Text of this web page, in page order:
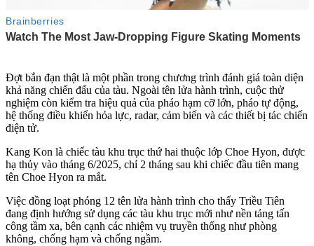
Đợt bắn đạn thật là một phần trong chương trình đánh giá toàn diện
khả năng chiến đấu của tàu. Ngoài tên lửa hành trình, cuộc thử
nghiệm còn kiểm tra hiệu quả của pháo hạm cỡ lớn, pháo tự động,
hệ thống điều khiển hỏa lực, radar, cảm biến và các thiết bị tác chiến
điện tử.
Kang Kon là chiếc tàu khu trục thứ hai thuộc lớp Choe Hyon, được
hạ thủy vào tháng 6/2025, chỉ 2 tháng sau khi chiếc đầu tiên mang
tên Choe Hyon ra mắt.
Việc đồng loạt phóng 12 tên lửa hành trình cho thấy Triều Tiên
đang định hướng sử dụng các tàu khu trục mới như nền tảng tấn
công tầm xa, bên cạnh các nhiệm vụ truyền thống như phòng
không, chống hạm và chống ngầm.